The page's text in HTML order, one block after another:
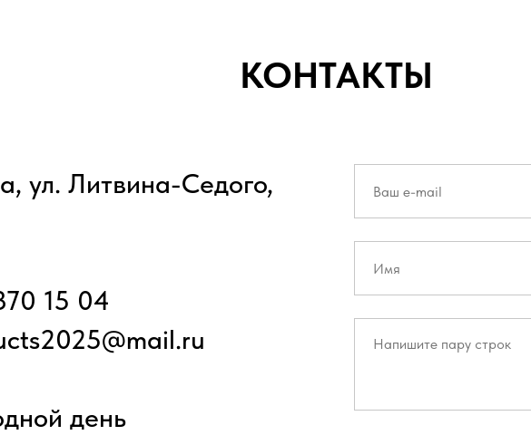
КОНТАКТЫ
ул. Литвина-Седого,
15 04
день